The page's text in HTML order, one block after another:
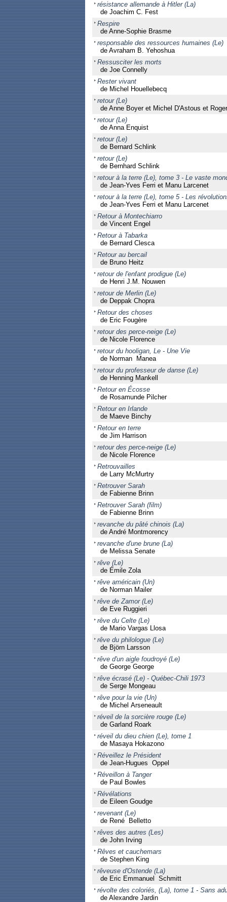
résistance allemande à Hitler (La)
de Joachim C. Fest
Respire
de Anne-Sophie Brasme
responsable des ressources humaines (Le)
de Avraham B. Yehoshua
Ressusciter les morts
de Joe Connelly
Rester vivant
de Michel Houellebecq
retour (Le)
de Anne Boyer et Michel D'Astous et
retour (Le)
de Anna Enquist
retour (Le)
de Bernard Schlink
retour (Le)
de Bernhard Schlink
retour à la terre (Le), tome 3 - Le vaste
de Jean-Yves Ferri et Manu Larcenet
retour à la terre (Le), tome 5 - Les
de Jean-Yves Ferri et Manu Larcenet
Retour à Montechiarro
de Vincent Engel
Retour à Tabarka
de Bernard Clesca
Retour au bercail
de Bruno Heitz
retour de l'enfant prodigue (Le)
de Henri J.M. Nouwen
retour de Merlin (Le)
de Deppak Chopra
Retour des choses
de Eric Fougère
retour des perce-neige (Le)
de Nicole Florence
retour du hooligan, Le - Une Vie
de Norman Manea
retour du professeur de danse (Le)
de Henning Mankell
Retour en Écosse
de Rosamunde Pilcher
Retour en Irlande
de Maeve Binchy
Retour en terre
de Jim Harrison
retour des perce-neige (Le)
de Nicole Florence
Retrouvailles
de Larry McMurtry
Retrouver Sarah
de Fabienne Brinn
Retrouver Sarah (film)
de Fabienne Brinn
revanche du pâté chinois (La)
de André Montmorency
revanche d'une brune (La)
de Melissa Senate
rêve (Le)
de Émile Zola
rêve américain (Un)
de Norman Mailer
rêve de Zamor (Le)
de Eve Ruggieri
rêve du Celte (Le)
de Mario Vargas Llosa
rêve du philologue (Le)
de Björn Larsson
rêve d'un aigle foudroyé (Le)
de George George
rêve écrasé (Le) - Québec-Chili 1973
de Serge Mongeau
rêve pour la vie (Un)
de Michel Arseneault
réveil de la sorcière rouge (Le)
de Garland Roark
réveil du dieu chien (Le), tome 1
de Masaya Hokazono
Réveillez le Président
de Jean-Hugues Oppel
Réveillon à Tanger
de Paul Bowles
Révélations
de Eileen Goudge
revenant (Le)
de René Belletto
rêves des autres (Les)
de John Irving
Rêves et cauchemars
de Stephen King
rêveuse d'Ostende (La)
de Eric Emmanuel Schmitt
révolte des coloriés, (La), tome 1 - Sans
de Alexandre Jardin